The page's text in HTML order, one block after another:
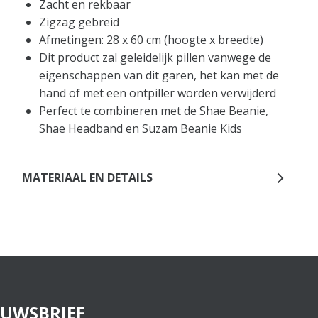
Zacht en rekbaar
Zigzag gebreid
Afmetingen: 28 x 60 cm (hoogte x breedte)
Dit product zal geleidelijk pillen vanwege de
eigenschappen van dit garen, het kan met de
hand of met een ontpiller worden verwijderd
Perfect te combineren met de Shae Beanie,
Shae Headband en Suzam Beanie Kids
MATERIAAL EN DETAILS